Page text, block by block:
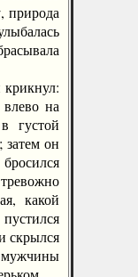
природа
на
густой
затем он
какой
скрылся